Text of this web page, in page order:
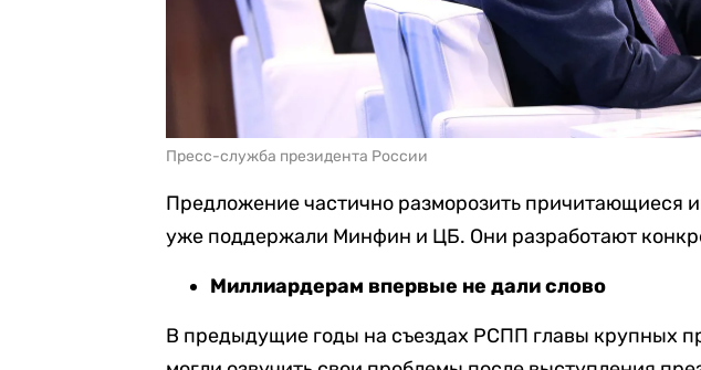
Пресс-служба президента России
Предложение частично разморозить причитающиеся
уже поддержали Минфин и ЦБ. Они разработают
Миллиардерам впервые не дали слово
В предыдущие годы на съездах РСПП главы крупных